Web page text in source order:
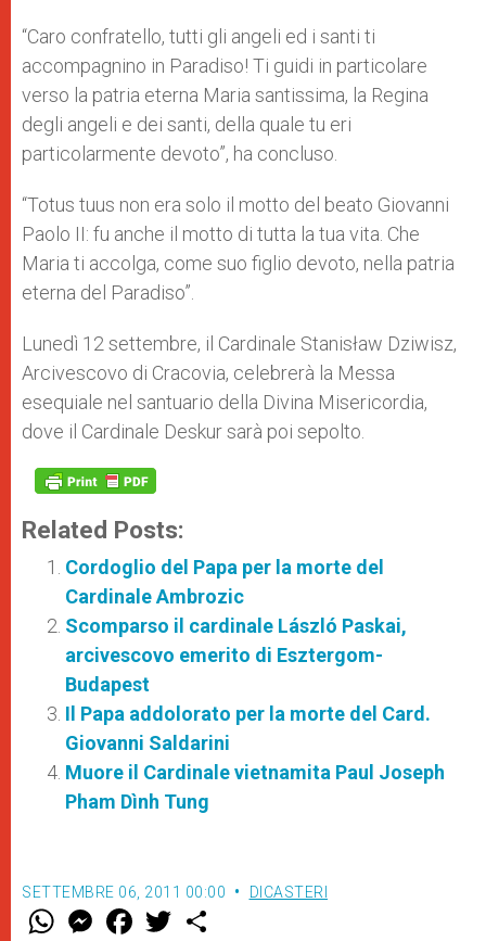
“Caro confratello, tutti gli angeli ed i santi ti
accompagnino in Paradiso! Ti guidi in particolare
verso la patria eterna Maria santissima, la Regina
degli angeli e dei santi, della quale tu eri
particolarmente devoto”, ha concluso.
“Totus tuus non era solo il motto del beato Giovanni
Paolo II: fu anche il motto di tutta la tua vita. Che
Maria ti accolga, come suo figlio devoto, nella patria
eterna del Paradiso”.
Lunedì 12 settembre, il Cardinale Stanisław Dziwisz,
Arcivescovo di Cracovia, celebrerà la Messa
esequiale nel santuario della Divina Misericordia,
dove il Cardinale Deskur sarà poi sepolto.
Related Posts:
Cordoglio del Papa per la morte del
Cardinale Ambrozic
Scomparso il cardinale László Paskai,
arcivescovo emerito di Esztergom-
Budapest
Il Papa addolorato per la morte del Card.
Giovanni Saldarini
Muore il Cardinale vietnamita Paul Joseph
Pham Dình Tung
SETTEMBRE 06, 2011 00:00 DICASTERI
W M
e
F
a w